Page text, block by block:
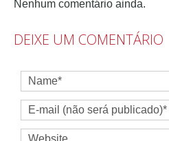
Nenhum comentário ainda.
DEIXE UM COMENTÁRIO